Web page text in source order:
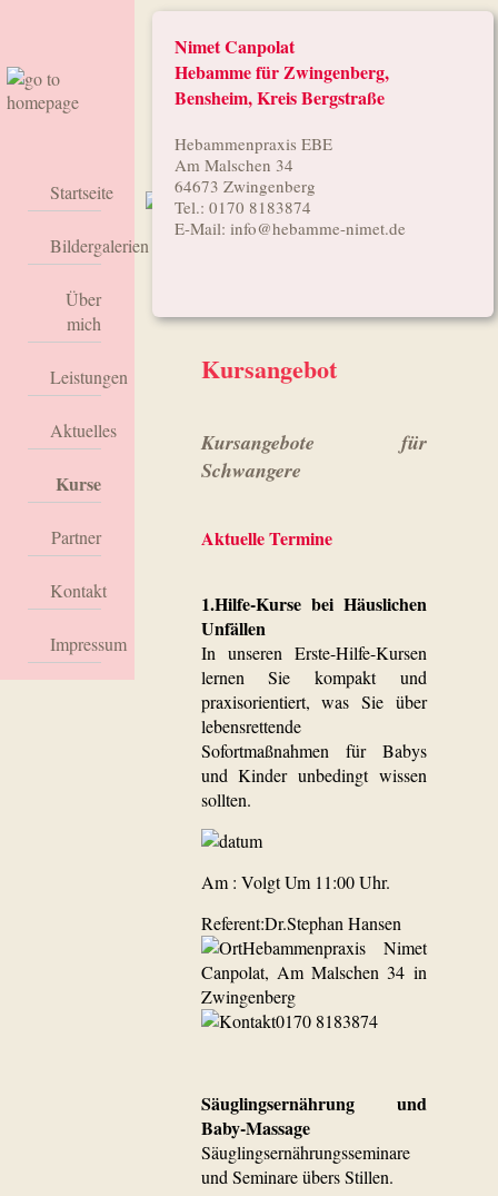
Startseite
Bildergalerien
Über
mich
Leistungen
Aktuelles
Kurse
Partner
Kontakt
Impressum
Neugeborenen-Galerie
Nimet Canpolat
Hebamme für Zwingenberg,
Bensheim, Kreis Bergstraße
Hebammenpraxis EBE
Am Malschen 34
64673 Zwingenberg
Tel.: 0170 8183874
E-Mail:info@hebamme-nimet.de
Kursangebot
Kursangebote für
Schwangere
Aktuelle Termine
1.Hilfe-Kurse bei Häuslichen
Unfällen
In unseren Erste-Hilfe-Kursen
lernen Sie kompakt und
praxisorientiert, was Sie über
lebensrettende
Sofortmaßnahmen für Babys
und Kinder unbedingt wissen
sollten.
Am : Volgt Um 11:00 Uhr.
Referent:Dr.Stephan Hansen
Hebammenpraxis Nimet
Canpolat, Am Malschen 34 in
Zwingenberg
0170 8183874
Säuglingsernährung und
Baby-Massage
Säuglingsernährungsseminare
und Seminare übers Stillen.